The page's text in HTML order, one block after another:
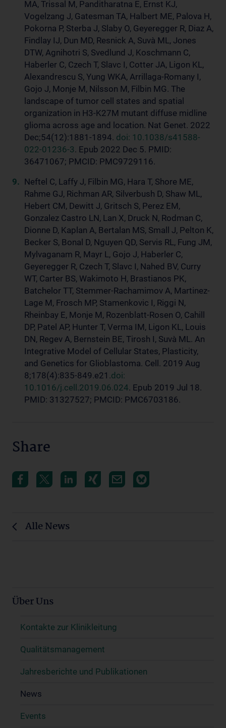
MA, Trissal M, Panditharatna E, Ernst KJ,
Vogelzang J, Gatesman TA, Halbert ME, Palova H,
Pokorna P, Sterba J, Slaby O, Geyeregger R, Diaz A,
Findlay IJ, Dun MD, Resnick A, Suvà ML, Jones
DTW, Agnihotri S, Svedlund J, Koschmann C,
Haberler C, Czech T, Slavc I, Cotter JA, Ligon KL,
Alexandrescu S, Yung WKA, Arrillaga-Romany I,
Gojo J, Monje M, Nilsson M, Filbin MG. The
landscape of tumor cell states and spatial
organization in H3-K27M mutant diffuse midline
glioma across age and location. Nat Genet. 2022
Dec;54(12):1881-1894. doi: 10.1038/s41588-
022-01236-3 . Epub 2022 Dec 5. PMID:
36471067; PMCID: PMC9729116.
Neftel C, Laffy J, Filbin MG, Hara T, Shore ME,
Rahme GJ, Richman AR, Silverbush D, Shaw ML,
Hebert CM, Dewitt J, Gritsch S, Perez EM,
Gonzalez Castro LN, Lan X, Druck N, Rodman C,
Dionne D, Kaplan A, Bertalan MS, Small J, Pelton K,
Becker S, Bonal D, Nguyen QD, Servis RL, Fung JM,
Mylvaganam R, Mayr L, Gojo J, Haberler C,
Geyeregger R, Czech T, Slavc I, Nahed BV, Curry
WT, Carter BS, Wakimoto H, Brastianos PK,
Batchelor TT, Stemmer-Rachamimov A, Martinez-
Lage M, Frosch MP, Stamenkovic I, Riggi N,
Rheinbay E, Monje M, Rozenblatt-Rosen O, Cahill
DP, Patel AP, Hunter T, Verma IM, Ligon KL, Louis
DN, Regev A, Bernstein BE, Tirosh I, Suvà ML. An
Integrative Model of Cellular States, Plasticity,
and Genetics for Glioblastoma. Cell. 2019 Aug
8;178(4):835-849.e21.doi:
10.1016/j.cell.2019.06.024. Epub 2019 Jul 18.
PMID: 31327527; PMCID: PMC6703186.
Share
Alle News
Über Uns
Kontakte zur Klinikleitung
Qualitätsmanagement
Jahresberichte und Publikationen
News
Events